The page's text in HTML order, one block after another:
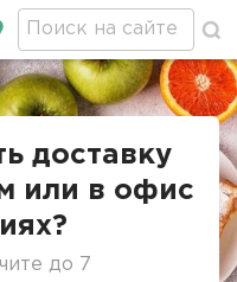
Магнитогорске
доставку
или в офис
до 7